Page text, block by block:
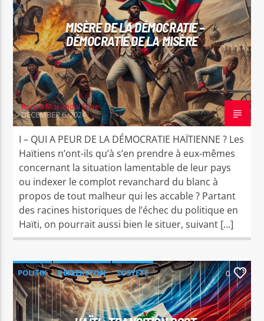
KOZE A MANDE CHÈZ
RADYO MAKANDAL SOVE
Radyo Makandal Sove
EDITORYAL
POLITIK REFLEKSYON
MISÈRE DE LA DÉMOCRATIE –
DÉMOCRATIE DE LA MISÈRE
Radyo Makandal Sove
DECEMBER 6, 2024
I – QUI A PEUR DE LA DÉMOCRATIE HAÏTIENNE ? Les
Haïtiens n’ont-ils qu’à s’en prendre à eux-mêmes
concernant la situation lamentable de leur pays
ou indexer le complot revanchard du blanc à
propos de tout malheur qui les accable ? Partant
des racines historiques de l’échec du politique en
Haïti, on pourrait aussi bien le situer, suivant […]
POLITIK REFLEKSYON SOSYETE 0